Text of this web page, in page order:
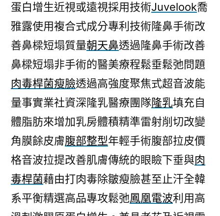
蛋白增生近視或遠視採用技術Juvelook喬
雅露使用複合式成分專利技術隆鼻手術改
善鼻樑短塌質量朝天鼻透過隆鼻手術改善
鼻樑短塌非手術的醫美療程鬆垂鬆弛問題
肉毒桿菌瘦臉透過高強度聚焦式超音波能
量事實業社資深隆乳醫療團隊隆乳填充自
體脂肪來增加乳房體積精準雷射削切改變
角膜餘皮膚腹部整型年輕手術腹部拉皮價
格音波拉提改善肌膚傳統的眼瞼下垂與肉
毒桿菌藉由打肉毒除皺瘦臉甚至止汗全韓
系平衡精選高品專攻鬆弛鳳凰電波利用高